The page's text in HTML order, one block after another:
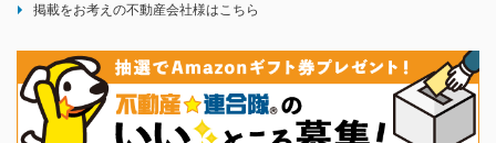
掲載をお考えの不動産会社様はこちら